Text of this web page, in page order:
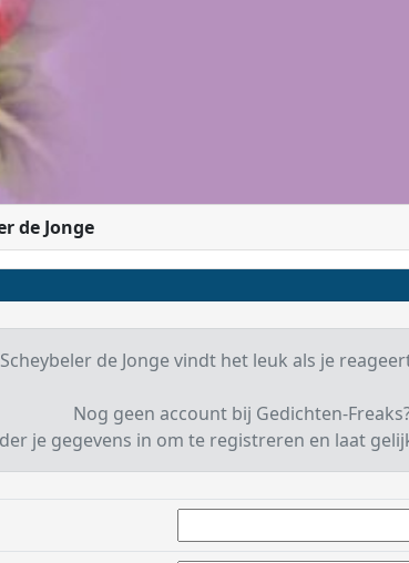
de Jonge
Scheybeler de Jonge vindt het leuk als je
Nog geen account bij Gedichten-
je gegevens in om te registreren en laat